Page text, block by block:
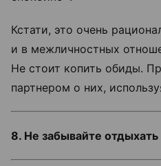
Кстати, это очень
и в межличностных
Не стоит копить обиды.
партнером о них,
8. Не забывайте отдыхать